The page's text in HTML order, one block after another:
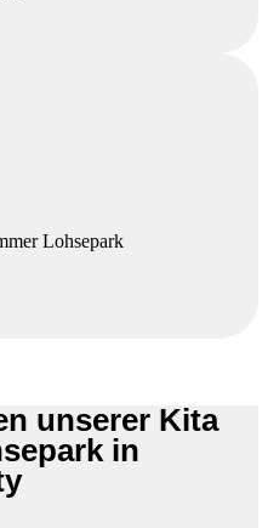
Lohsepark
unserer Kita
in